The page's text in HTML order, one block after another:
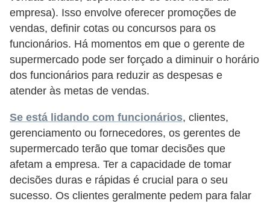
empresa). Isso envolve oferecer promoções de
vendas, definir cotas ou concursos para os
funcionários. Há momentos em que o gerente de
supermercado pode ser forçado a diminuir o horário
dos funcionários para reduzir as despesas e
atender às metas de vendas.
Se está lidando com funcionários, clientes,
gerenciamento ou fornecedores, os gerentes de
supermercado terão que tomar decisões que
afetam a empresa. Ter a capacidade de tomar
decisões duras e rápidas é crucial para o seu
sucesso. Os clientes geralmente pedem para falar
o
t
r
a
b
l
i
s
t